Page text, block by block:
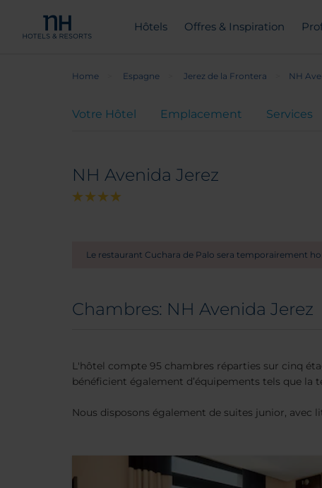
Hôtels Offres & Inspiration
Home Espagne Jerez de la Frontera NH
Votre Hôtel Emplacement Services
NH Avenida Jerez
Le restaurant Cuchara de Palo sera temporairement
Chambres: NH Avenida Jerez
L'hôtel compte 95 chambres réparties sur cinq
bénéficient également d’équipements tels que la
Nous disposons également de suites junior, avec